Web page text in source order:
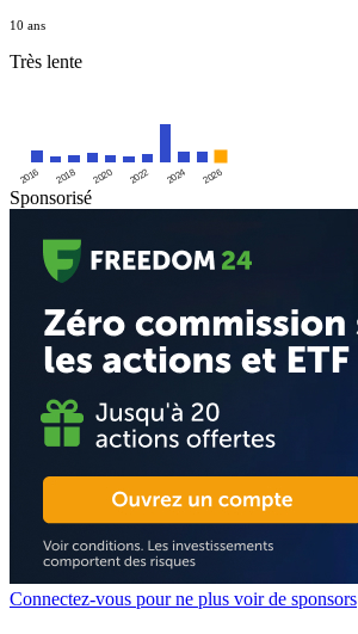
10 ans
Très lente
2016 2018 2020 2022 2024 2026
Sponsorisé
Connectez-vous pour ne plus voir de sponsors